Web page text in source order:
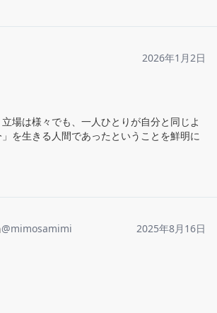
2026年1月2日
場は様々でも、一人ひとりが自分と同じよ
を生きる人間であったということを鮮明に
@mimosamimi 2025年8月16日